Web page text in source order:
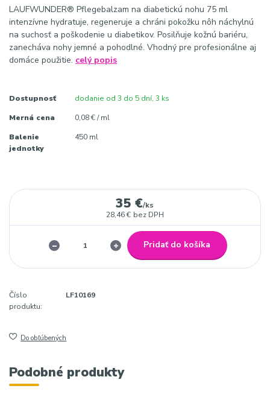
LAUFWUNDER® Pflegebalzam na diabetickú nohu 75 ml
intenzívne hydratuje, regeneruje a chráni pokožku nôh náchylnú
na suchosť a poškodenie u diabetikov. Posilňuje kožnú bariéru,
zanecháva nohy jemné a pohodlné. Vhodný pre profesionálne aj
domáce použitie. celý popis
Dostupnosť dodanie od 3 do 5 dní, 3 ks
Merná cena 0,08 € / ml
Balenie
jednotky
450 ml
35 €/ks
28,46 € bez DPH
Pridať do košíka
Číslo
produktu:
LF10169
Do obľúbených
Podobné produkty